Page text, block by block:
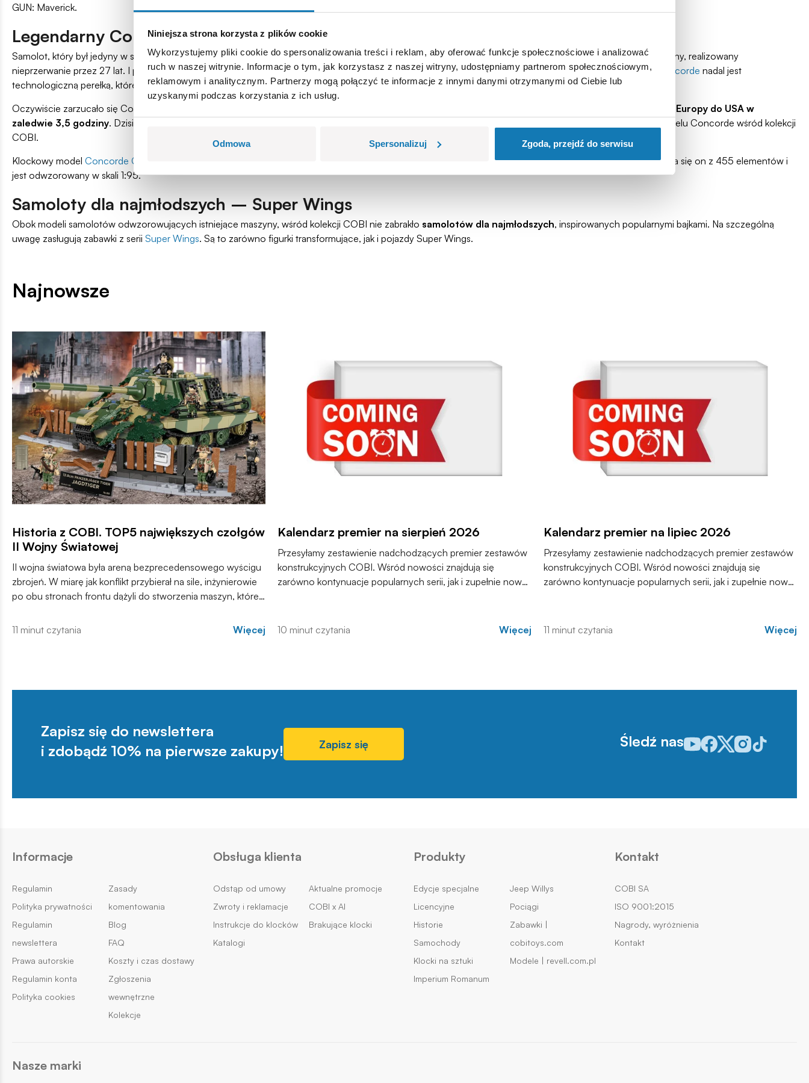
Niniejsza strona korzysta z plików cookie
Wykorzystujemy pliki cookie do spersonalizowania treści i reklam, aby oferować funkcje społecznościowe i analizować
ruch w naszej witrynie. Informacje o tym, jak korzystasz z naszej witryny, udostępniamy partnerom społecznościowym,
reklamowym i analitycznym. Partnerzy mogą połączyć te informacje z innymi danymi otrzymanymi od Ciebie lub
uzyskanymi podczas korzystania z ich usług.
Odmowa Spersonalizuj Zgoda, przejdź do serwisu
GUN: Maverick.
Legendarny Concorde G-BBDG
Samolot, który był jedyny w swoim rodzaju i do dziś stanowi ikonę lotnictwa. Jedyna maszyna, która oferowała ponaddźwiękowy pasażerski transport powietrzny, realizowany
nieprzerwanie przez 27 lat. I pomimo tego, że w 2023 roku minie już 20 lat od jego ostatniego lotu, który miał miejsce 26 listopada w 2003 roku, to Concorde nadal jest
technologiczną perełką, której nie udało się w lotnictwie zastąpić.
Oczywiście zarzucało się Concordowi drogie koszty eksploatacyjne i w efekcie coraz mniejszą opłacalność, jednak
samolot ten pozwalał pokonać trasę z Europy do USA w
zaledwie 3,5 godziny. Dzisiaj lot transatlantycki trwa zazwyczaj około 10 godzin. Różnica jest zatem olbrzymia! Nie mogło zatem zabraknąć klockowego modelu Concorde wśród kolekcji
COBI.
Klockowy model Concorde G-BBDG obecnie jest eksponatem muzealnym w Brooklands Museum. Składa się on z 455 elementów i
jest odwzorowany w skali 1:95.
Samoloty dla najmłodszych – Super Wings
Obok modeli samolotów odwzorowujących istniejące maszyny, wśród kolekcji COBI nie zabrakło samolotów dla najmłodszych, inspirowanych popularnymi bajkami. Na szczególną
uwagę zasługują zabawki z serii Super Wings. Są to zarówno figurki transformujące, jak i pojazdy Super Wings.
Najnowsze
Historia z COBI. TOP5 największych czołgów
II Wojny Światowej
II wojna światowa była areną bezprecedensowego wyścigu
zbrojeń. W miarę jak konflikt przybierał na sile, inżynierowie
po obu stronach frontu dążyli do stworzenia maszyn, które
11 minut czytania
Więcej
Kalendarz premier na sierpień 2026
Przesyłamy zestawienie nadchodzących premier zestawów
konstrukcyjnych COBI. Wśród nowości znajdują się
zarówno kontynuacje popularnych serii, jak i zupełnie nowe
materiałami produktowymi.
10 minut czytania Więcej
Kalendarz premier na lipiec 2026
Przesyłamy zestawienie nadchodzących premier zestawów
konstrukcyjnych COBI. Wśród nowości znajdują się
zarówno kontynuacje popularnych serii, jak i zupełnie nowe
materiałami produktowymi.
11 minut czytania Więcej
Zapisz się do newslettera
i zdobądź 10% na pierwsze zakupy!
Zapisz się Śledź nasOdwiedź nasz profil w serwisie
Odwiedź nasz profil w
Odwiedź nasz profil w
Odwiedź nasz
Odwiedź
Informacje
Regulamin
Polityka prywatności
Regulamin
newslettera
Prawa autorskie
Regulamin konta
Polityka cookies
Zasady
komentowania
Blog
FAQ
Koszty i czas dostawy
Zgłoszenia
wewnętrzne
Kolekcje
Obsługa klienta
Odstąp od umowy
Zwroty i reklamacje
Instrukcje do klocków
Katalogi
Aktualne promocje
COBI x AI
Brakujące klocki
Produkty
Edycje specjalne
Licencyjne
Historie
Samochody
Klocki na sztuki
Imperium Romanum
Jeep Willys
Pociągi
Zabawki |
cobitoys.com
Modele | revell.com.pl
Kontakt
COBI SA
ISO 9001:2015
Nagrody, wyróżnienia
Kontakt
Nasze marki